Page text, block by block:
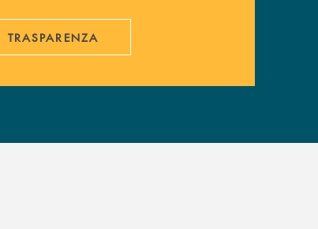
TRASPARENZA